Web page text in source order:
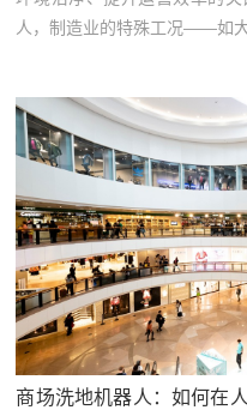
人，制造业的特殊工况——如大
商场洗地机器人：如何在